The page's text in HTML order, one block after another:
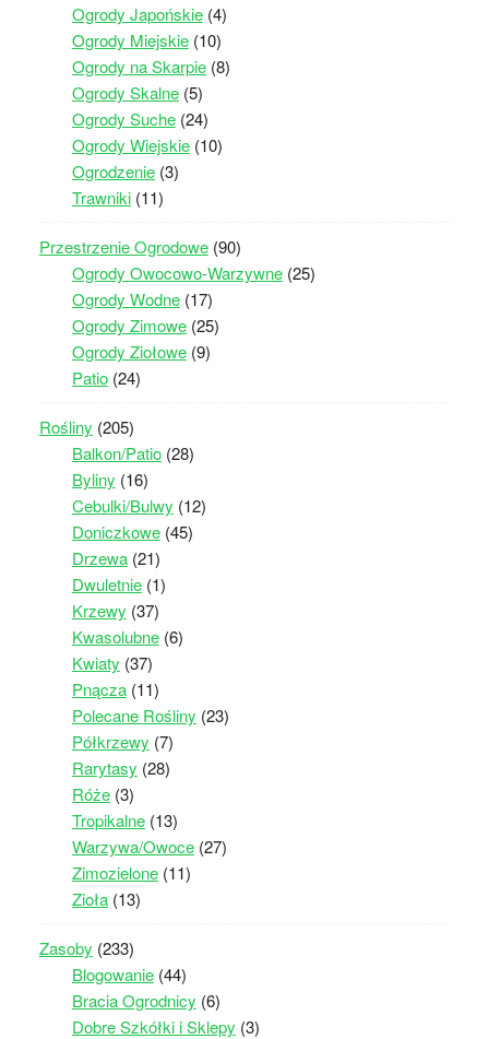
Ogrody Japońskie(4)
Ogrody Miejskie(10)
Ogrody na Skarpie(8)
Ogrody Skalne(5)
Ogrody Suche(24)
Ogrody Wiejskie(10)
Ogrodzenie(3)
Trawniki(11)
Przestrzenie Ogrodowe(90)
Ogrody Owocowo-Warzywne(25)
Ogrody Wodne(17)
Ogrody Zimowe(25)
Ogrody Ziołowe(9)
Patio(24)
Rośliny (205)
Balkon/Patio(28)
Byliny (16)
Cebulki/Bulwy (12)
Doniczkowe(45)
Drzewa(21)
Dwuletnie(1)
Krzewy (37)
Kwasolubne(6)
Kwiaty (37)
Pnącza(11)
Polecane Rośliny (23)
Półkrzewy (7)
Rarytasy (28)
Róże(3)
Tropikalne(13)
Warzywa/Owoce(27)
Zimozielone(11)
Zioła(13)
Zasoby (233)
Blogowanie(44)
Bracia Ogrodnicy (6)
Dobre Szkółki i Sklepy (3)